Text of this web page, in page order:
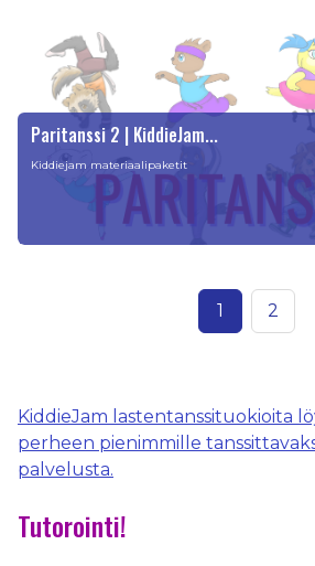
Paritanssi 2 | KiddieJam...
Kiddiejam materiaalipaketit
1 2
KiddieJam lastentanssituokioita
perheen pienimmille
palvelusta.
Tutorointi!